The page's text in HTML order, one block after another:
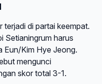
terjadi di partai keempat.
Setianingrum harus
Eun/Kim Hye Jeong.
mengunci
skor total 3-1.